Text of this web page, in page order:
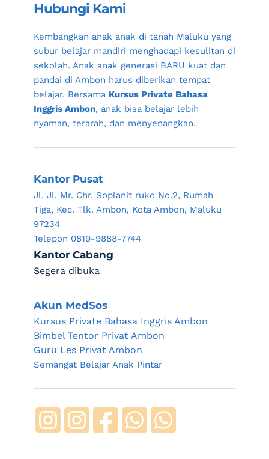
Hubungi Kami
Kembangkan anak anak di tanah Maluku yang
subur belajar mandiri menghadapi kesulitan di
sekolah. Anak anak generasi BARU kuat dan
pandai di Ambon harus diberikan tempat
belajar. Bersama Kursus Private Bahasa
Inggris Ambon, anak bisa belajar lebih
nyaman, terarah, dan menyenangkan.
Kantor Pusat
Jl, Jl. Mr. Chr. Soplanit ruko No.2, Rumah
Tiga, Kec. Tlk. Ambon, Kota Ambon, Maluku
97234
Telepon 0819-9888-7744
Kantor Cabang
Segera dibuka
Akun MedSos
Kursus Private Bahasa Inggris Ambon
Bimbel Tentor Privat Ambon
Guru Les Privat Ambon
Semangat Belajar Anak Pintar